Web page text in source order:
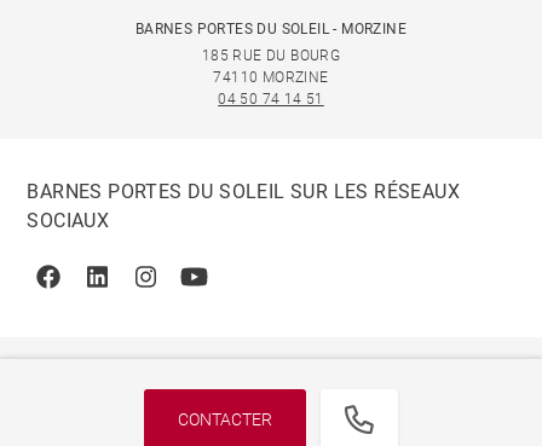
CONTACTER
BARNES PORTES DU SOLEIL - MORZINE
185 RUE DU BOURG
74110 MORZINE
04 50 74 14 51
BARNES PORTES DU SOLEIL SUR LES RÉSEAUX
SOCIAUX
FacebookLinkedinInstagramYoutube
© 2026 BARNES, INTERNATIONAL REALTY - BARNES